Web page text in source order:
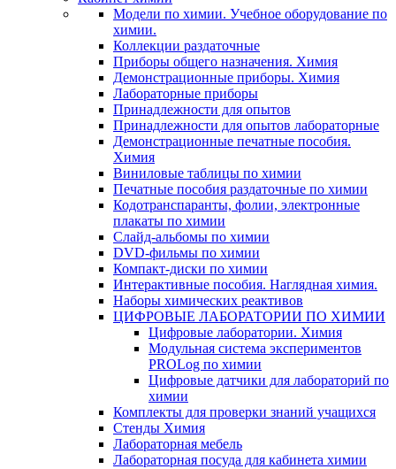
Модели по химии. Учебное оборудование по
химии.
Коллекции раздаточные
Приборы общего назначения. Химия
Демонстрационные приборы. Химия
Лабораторные приборы
Принадлежности для опытов
Принадлежности для опытов лабораторные
Демонстрационные печатные пособия.
Химия
Виниловые таблицы по химии
Печатные пособия раздаточные по химии
Кодотранспаранты, фолии, электронные
плакаты по химии
Слайд-альбомы по химии
DVD-фильмы по химии
Компакт-диски по химии
Интерактивные пособия. Наглядная химия.
Наборы химических реактивов
ЦИФРОВЫЕ ЛАБОРАТОРИИ ПО ХИМИИ
Цифровые лаборатории. Химия
Модульная система экспериментов
PROLog по химии
Цифровые датчики для лабораторий по
химии
Комплекты для проверки знаний учащихся
Стенды Химия
Лабораторная мебель
Лабораторная посуда для кабинета химии